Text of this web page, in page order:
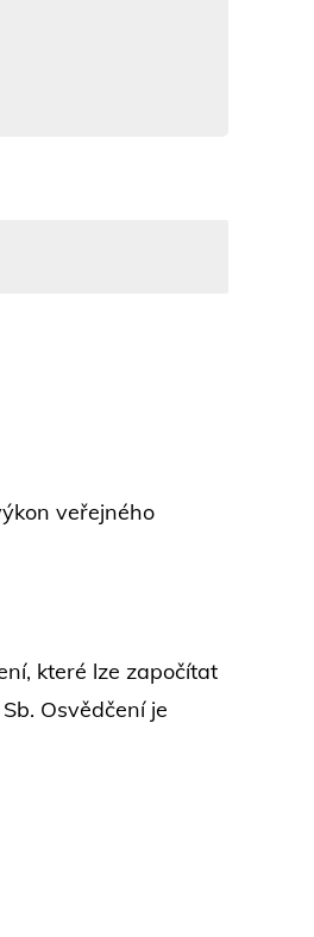
veřejného
které lze započítat
Osvědčení je